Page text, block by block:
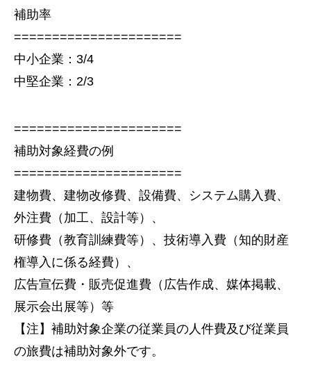
補助率
======================
中小企業：3/4
中堅企業：2/3
======================
補助対象経費の例
======================
建物費、建物改修費、設備費、システム購入費、
外注費（加工、設計等）、
研修費（教育訓練費等）、技術導入費（知的財産
権導入に係る経費）、
広告宣伝費・販売促進費（広告作成、媒体掲載、
展示会出展等）等
【注】補助対象企業の従業員の人件費及び従業員
の旅費は補助対象外です。